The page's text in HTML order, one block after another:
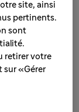
la saison
mars
VRS est très
virus peut
site, ainsi
pertinents.
sont
retirer votre
sur «Gérer